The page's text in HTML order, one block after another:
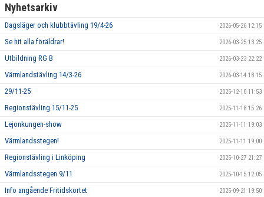
Nyhetsarkiv
Dagsläger och klubbtävling 19/4-26 2026-05-26 12:15
Se hit alla föräldrar! 2026-03-25 13:25
Utbildning RG B 2026-03-23 22:22
Värmlandstävling 14/3-26 2026-03-14 18:15
29/11-25 2025-12-10 11:53
Regionstävling 15/11-25 2025-11-18 15:26
Lejonkungen-show 2025-11-11 19:03
Värmlandsstegen! 2025-11-11 19:00
Regionstävling i Linköping 2025-10-27 21:27
Värmlandsstegen 9/11 2025-10-15 12:05
Info angående Fritidskortet 2025-09-21 19:50